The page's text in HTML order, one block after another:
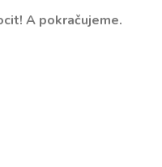
A pokračujeme.